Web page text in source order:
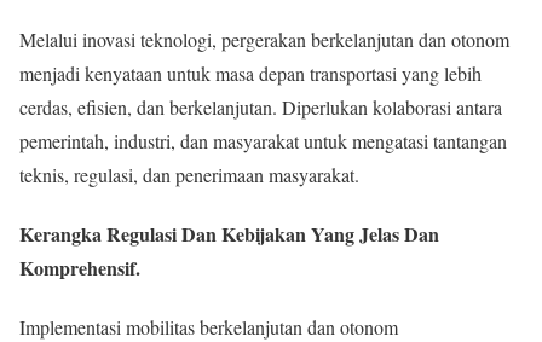
Melalui inovasi teknologi, pergerakan berkelanjutan dan otonom
menjadi kenyataan untuk masa depan transportasi yang lebih
cerdas, efisien, dan berkelanjutan. Diperlukan kolaborasi antara
pemerintah, industri, dan masyarakat untuk mengatasi tantangan
teknis, regulasi, dan penerimaan masyarakat.
Kerangka Regulasi Dan Kebijakan Yang Jelas Dan
Komprehensif.
Implementasi mobilitas berkelanjutan dan otonom